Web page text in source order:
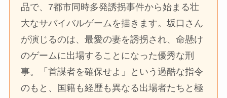
品で、7都市同時多発誘拐事件から始まる壮
大なサバイバルゲームを描きます。坂口さん
が演じるのは、最愛の妻を誘拐され、命懸け
のゲームに出場することになった優秀な刑
事。「首謀者を確保せよ」という過酷な指令
のもと、国籍も経歴も異なる出場者たちと極